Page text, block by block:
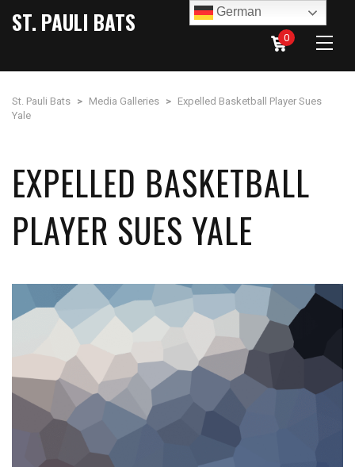
ST. PAULI BATS
0
St. Pauli Bats > Media Galleries > Expelled Basketball Player Sues
Yale
EXPELLED BASKETBALL
PLAYER SUES YALE
German